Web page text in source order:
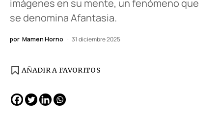
imágenes en su mente, un fenómeno que
se denomina Afantasia.
por Mamen Horno 31 diciembre 2025
AÑADIR A FAVORITOS